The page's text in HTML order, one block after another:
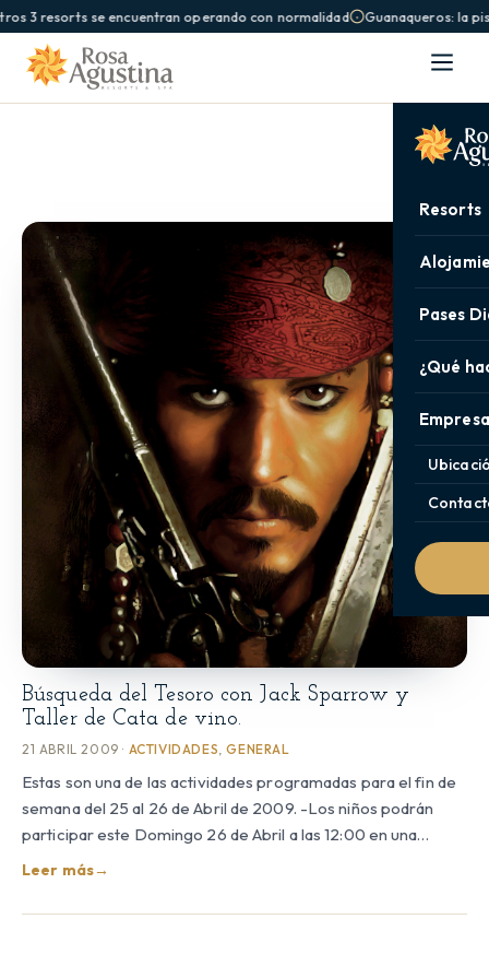
3 resorts se encuentran operando con normalidad Guanaqueros: la
Resorts
Pases
¿Qué
Búsqueda del Tesoro con Jack Sparrow y
Taller de Cata de vino.
21 ABRIL 2009 · ACTIVIDADES,GENERAL
Estas son una de las actividades programadas para el fin de
semana del 25 al 26 de Abril de 2009. -Los niños podrán
participar este Domingo 26 de Abril a las 12:00 en una…
Leer más→